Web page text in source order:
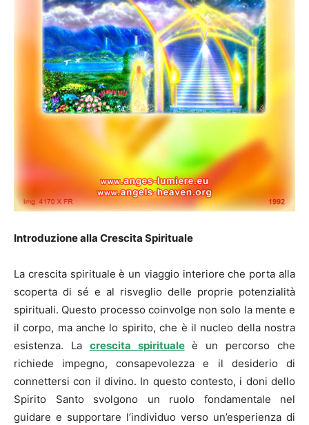
Introduzione alla Crescita Spirituale
La crescita spirituale è un viaggio interiore che porta alla
scoperta di sé e al risveglio delle proprie potenzialità
spirituali. Questo processo coinvolge non solo la mente e
il corpo, ma anche lo spirito, che è il nucleo della nostra
esistenza. La crescita spiritualeè un percorso che
richiede impegno, consapevolezza e il desiderio di
connettersi con il divino. In questo contesto, i doni dello
Spirito Santo svolgono un ruolo fondamentale nel
guidare e supportare l’individuo verso un’esperienza di